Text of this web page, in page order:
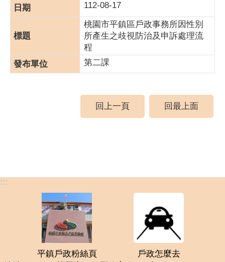
112-08-17
桃園市平鎮區戶政事務所因性別
所產生之歧視防治及申訴處理流
程
第二課
回上一頁 回最上面
:::
平鎮戶政粉絲頁
戶政怎麼去